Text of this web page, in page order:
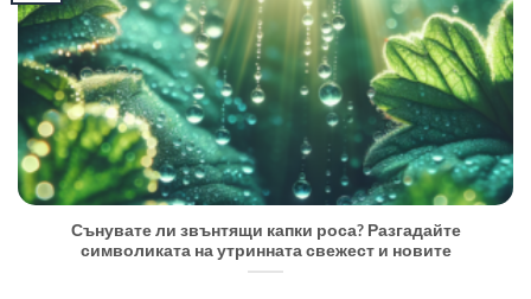
Сънувате ли звънтящи капки роса? Разгадайте
символиката на утринната свежест и новите